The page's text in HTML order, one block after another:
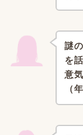
謎
を
意
（